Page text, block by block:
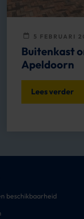
Buitenkast
Apeldoorn
5 FEBRUARI
Lees verder
beschikbaarheid